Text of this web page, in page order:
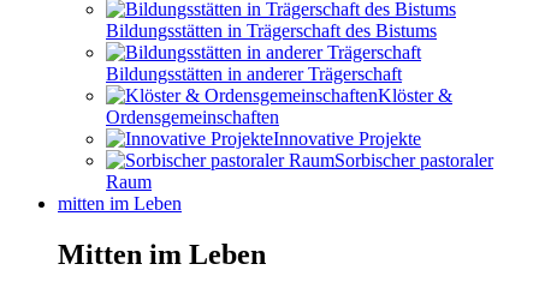
Bildungsstätten in Trägerschaft des Bistums
Bildungsstätten in anderer Trägerschaft
Klöster &
Ordensgemeinschaften
Innovative Projekte
Sorbischer pastoraler
Raum
mitten im Leben
Mitten im Leben